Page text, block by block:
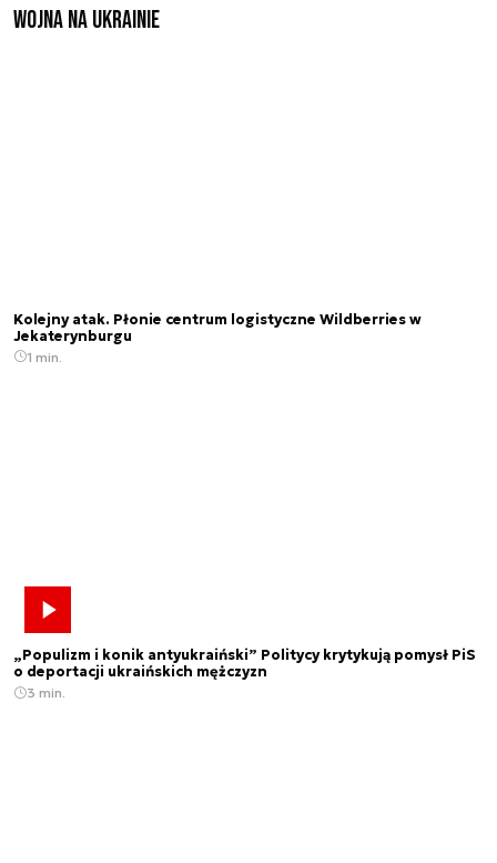
Wojna na Ukrainie
Kolejny atak. Płonie centrum logistyczne Wildberries w
Jekaterynburgu
1 min.
„Populizm i konik antyukraiński” Politycy krytykują pomysł PiS
o deportacji ukraińskich mężczyzn
3 min.